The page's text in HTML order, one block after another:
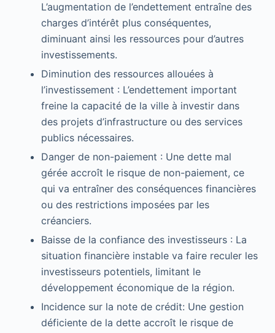
L’augmentation de l’endettement entraîne des
charges d’intérêt plus conséquentes,
diminuant ainsi les ressources pour d’autres
investissements.
Diminution des ressources allouées à
l’investissement : L’endettement important
freine la capacité de la ville à investir dans
des projets d’infrastructure ou des services
publics nécessaires.
Danger de non-paiement : Une dette mal
gérée accroît le risque de non-paiement, ce
qui va entraîner des conséquences financières
ou des restrictions imposées par les
créanciers.
Baisse de la confiance des investisseurs : La
situation financière instable va faire reculer les
investisseurs potentiels, limitant le
développement économique de la région.
Incidence sur la note de crédit: Une gestion
déficiente de la dette accroît le risque de